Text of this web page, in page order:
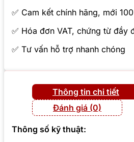
✅ Cam kết chính hãng, mới
✅ Hóa đơn VAT, chứng từ đầy
✅ Tư vấn hỗ trợ nhanh chóng
Thông tin chi tiết
Đánh giá (0)
Thông số kỹ thuật: